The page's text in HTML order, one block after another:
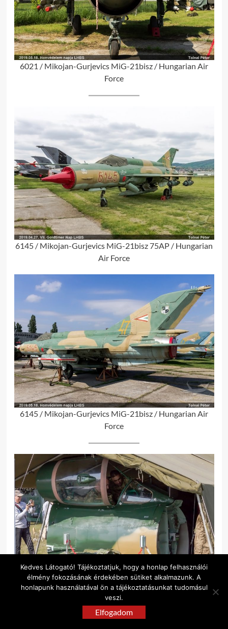
6021 / Mikojan-Gurjevics MiG-21bisz / Hungarian Air
Force
6145 / Mikojan-Gurjevics MiG-21bisz 75AP / Hungarian
Air Force
6145 / Mikojan-Gurjevics MiG-21bisz / Hungarian Air
Force
8111 / Mikojan-Gurjevics MiG-21MF / Hungarian Air
Force
Kedves Látogató! Tájékoztatjuk, hogy a honlap felhasználói
élmény fokozásának érdekében sütiket alkalmazunk. A
honlapunk használatával ön a tájékoztatásunkat tudomásul
veszi.
Elfogadom